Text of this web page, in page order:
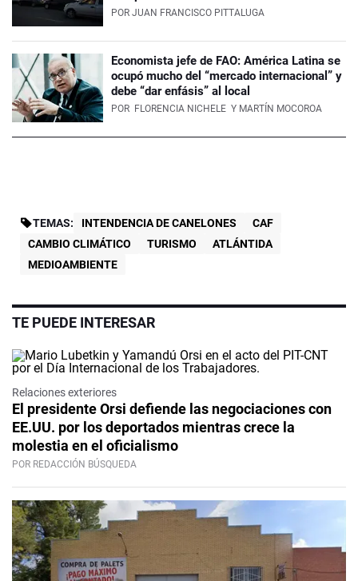
POR JUAN FRANCISCO PITTALUGA
Economista jefe de FAO: América Latina se
ocupó mucho del “mercado internacional” y
debe “dar enfásis” al local
POR FLORENCIA NICHELE Y MARTÍN MOCOROA
TEMAS: INTENDENCIA DE CANELONES
CAF
CAMBIO CLIMÁTICO
TURISMO
ATLÁNTIDA
MEDIOAMBIENTE
TE PUEDE INTERESAR
Relaciones exteriores
El presidente Orsi defiende las negociaciones con
EE.UU. por los deportados mientras crece la
molestia en el oficialismo
POR REDACCIÓN BÚSQUEDA